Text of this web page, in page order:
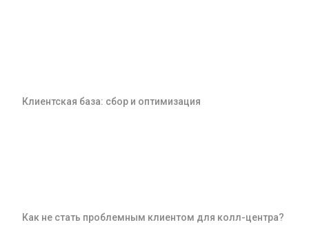
Клиентская база: сбор и оптимизация
Как не стать проблемным клиентом для колл-центра?